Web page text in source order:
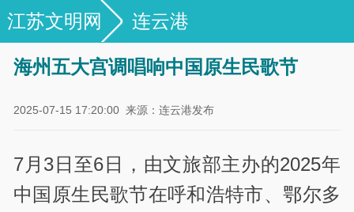
江苏文明网 连云港
海州五大宫调唱响中国原生民歌节
2025-07-15 17:20:00 来源：连云港发布
7月3日至6日，由文旅部主办的2025年
中国原生民歌节在呼和浩特市、鄂尔多